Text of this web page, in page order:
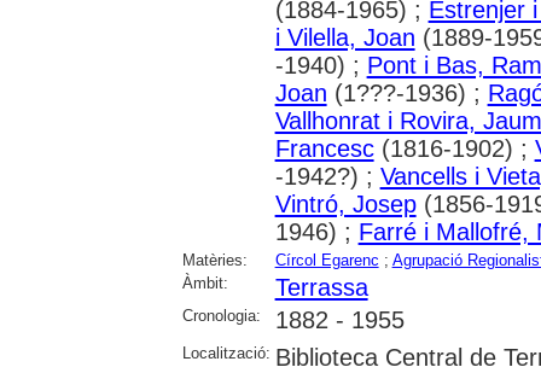
(1884-1965) ; Estrenjer
i Vilella, Joan (1889-
-1940) ; Pont i Bas,
Joan (1???-1936) ;
Vallhonrat i Rovira,
Francesc(1816-1902) ;
-1942?) ; Vancells i
Vintró, Josep(1856-
1946) ; Farré i Mallofré,
Matèries: Círcol Egarenc ; Agrupació
Àmbit:
Terrassa
Cronologia: 1882 - 1955
Localització: Biblioteca Central de